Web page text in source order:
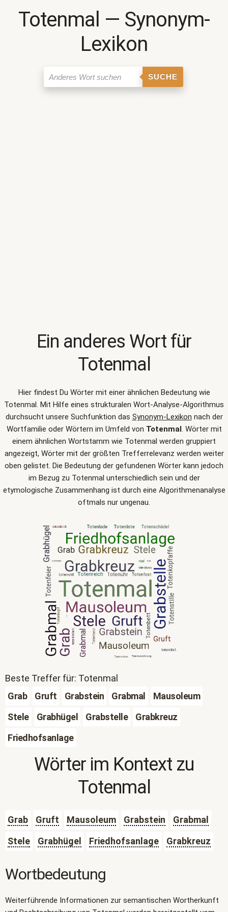
Totenmal ― Synonym-
Lexikon
SUCHE
Ein anderes Wort für
Totenmal
Hier findest Du Wörter mit einer ähnlichen Bedeutung wie
Totenmal. Mit Hilfe eines strukturalen Wort-Analyse-Algorithmus
durchsucht unsere Suchfunktion das Synonym-Lexikon nach der
Wortfamilie oder Wörtern im Umfeld von Totenmal. Wörter mit
einem ähnlichen Wortstamm wie Totenmal werden gruppiert
angezeigt, Wörter mit der größten Trefferrelevanz werden weiter
oben gelistet. Die Bedeutung der gefundenen Wörter kann jedoch
im Bezug zu Totenmal unterschiedlich sein und der
etymologische Zusammenhang ist durch eine Algorithmenanalyse
oftmals nur ungenau.
Beste Treffer für: Totenmal
Grab
Gruft Grabstein Grabmal
Mausoleum
Stele
Grabhügel Grabstelle
Grabkreuz
Friedhofsanlage
Wörter im Kontext zu
Totenmal
Grab Gruft Mausoleum Grabstein
Grabmal
Stele
Grabhügel Friedhofsanlage Grabkreuz
Wortbedeutung
Weiterführende Informationen zur semantischen Wortherkunft